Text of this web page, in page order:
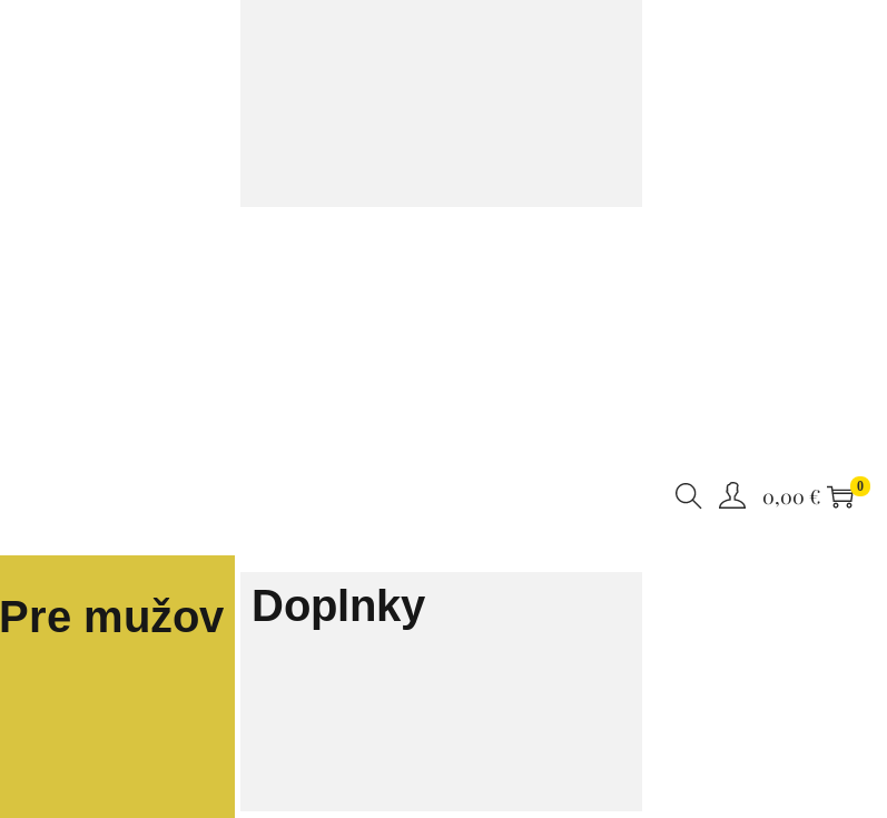
Pre mužov Doplnky
0,00 € 0